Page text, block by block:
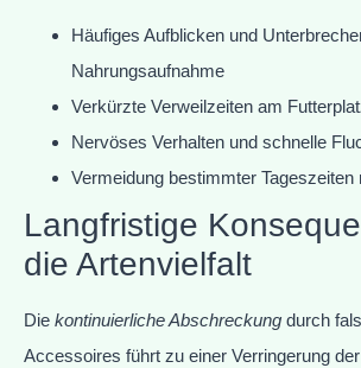
Häufiges Aufblicken und
Nahrungsaufnahme
Verkürzte Verweilzeiten am
Nervöses Verhalten und schnelle
Vermeidung bestimmter
Langfristige
die Artenvielfalt
Die kontinuierliche Abschreckung durch
Accessoires führt zu einer Verringerung